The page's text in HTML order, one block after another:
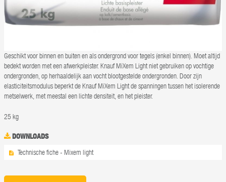
Geschikt voor binnen en buiten en als ondergrond voor tegels (enkel binnen). Moet altijd
bedekt worden met een afwerkpleister. Knauf MiXem Light niet gebruiken op vochtige
ondergronden, op herhaaldelijk aan vocht blootgestelde ondergronden. Door zijn
elasticiteitsmodulus beperkt de Knauf MiXem Light de spanningen tussen het isolerende
metselwerk, met meestal een lichte densiteit, en het pleister.
25 kg
DOWNLOADS
Technische fiche - Mixem light